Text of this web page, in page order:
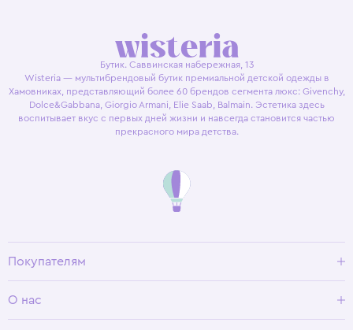
Бутик. Саввинская набережная, 13
Wisteria — мультибрендовый бутик премиальной детской одежды в
Хамовниках, представляющий более 60 брендов сегмента люкс: Givenchy,
Dolce&Gabbana, Giorgio Armani, Elie Saab, Balmain. Эстетика здесь
воспитывает вкус с первых дней жизни и навсегда становится частью
прекрасного мира детства.
Покупателям
Условия возврата
О нас